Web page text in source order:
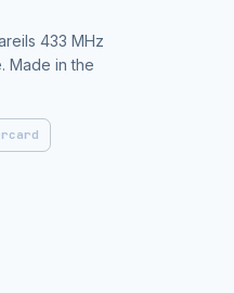
433 MHz
Made in the